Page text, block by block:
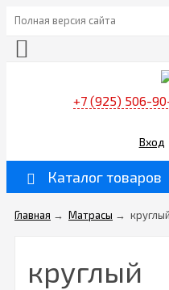
Полная версия сайта
+7 (925) 506-
Вход
Каталог товаров
Главная → Матрасы → круглый
круглый